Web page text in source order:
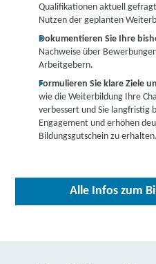
Hallmann Personal- und
Am Palastgarten 12,
IBB Trier |
weitere
Hawstraße 2 A, 54290
weitere
Lernstudio Barbarossa /
Qualifikationen aktuell
Nutzen der geplanten
Dokumentieren Sie Ihre
Nachweise über
Arbeitgebern.
Formulieren Sie klare Ziele
wie die Weiterbildung Ihre
verbessert und Sie langfristig
Engagement und erhöhen
Bildungsgutschein zu erhalten.
Alle Infos zum